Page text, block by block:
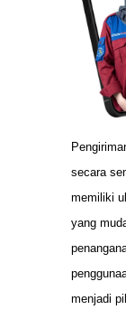
secara
memiliki
yang
menjadi